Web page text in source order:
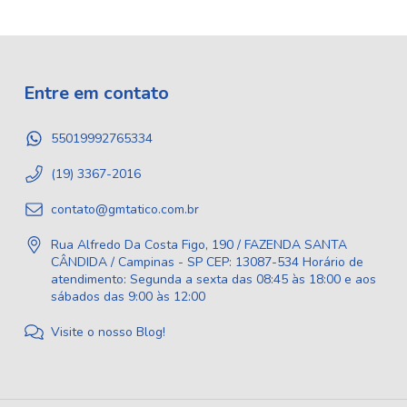
Entre em contato
55019992765334
(19) 3367-2016
contato@gmtatico.com.br
Rua Alfredo Da Costa Figo, 190 / FAZENDA SANTA
CÂNDIDA / Campinas - SP CEP: 13087-534 Horário de
atendimento: Segunda a sexta das 08:45 às 18:00 e aos
sábados das 9:00 às 12:00
Visite o nosso Blog!